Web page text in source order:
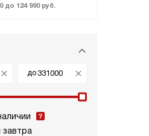
до 124 990 руб.
до